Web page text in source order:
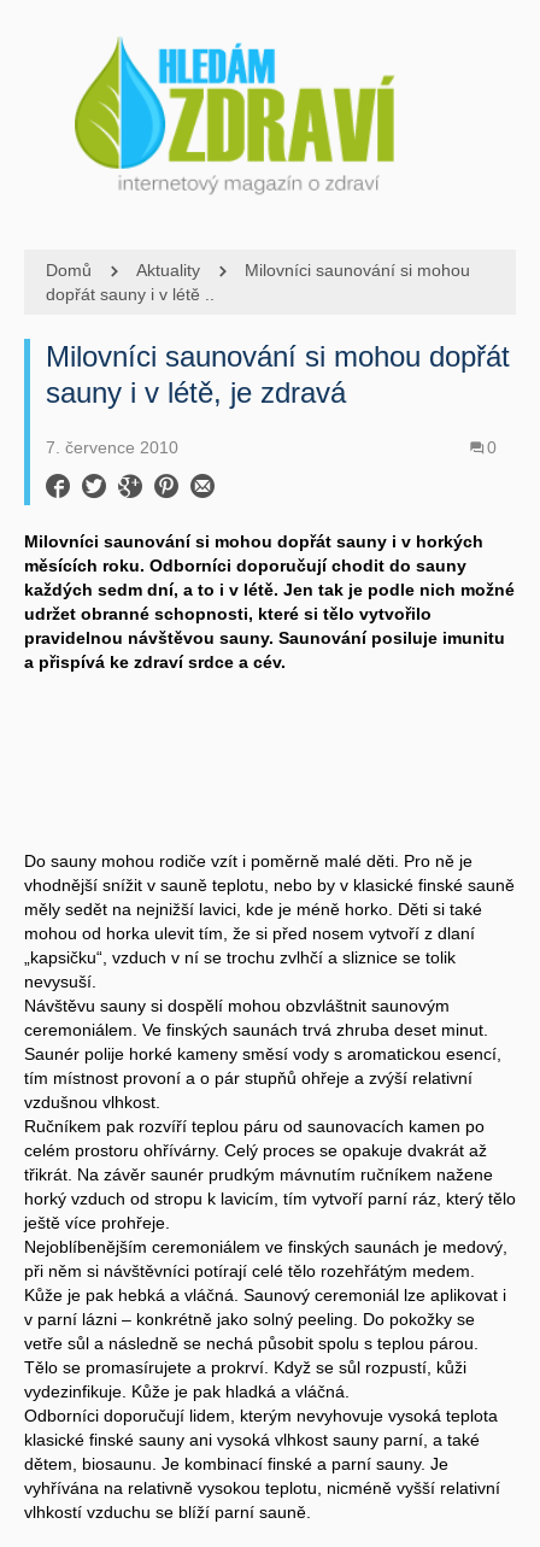
Domů Aktuality
Milovníci saunování si mohou
dopřát sauny i v létě ..
Milovníci saunování si mohou dopřát
sauny i v létě, je zdravá
7. července 2010 0
Milovníci saunování si mohou dopřát sauny i v horkých
měsících roku. Odborníci doporučují chodit do sauny
každých sedm dní, a to i v létě. Jen tak je podle nich možné
udržet obranné schopnosti, které si tělo vytvořilo
pravidelnou návštěvou sauny. Saunování posiluje imunitu
a přispívá ke zdraví srdce a cév.
Do sauny mohou rodiče vzít i poměrně malé děti. Pro ně je
vhodnější snížit v sauně teplotu, nebo by v klasické finské sauně
měly sedět na nejnižší lavici, kde je méně horko. Děti si také
mohou od horka ulevit tím, že si před nosem vytvoří z dlaní
„kapsičku“, vzduch v ní se trochu zvlhčí a sliznice se tolik
nevysuší.
Návštěvu sauny si dospělí mohou obzvláštnit saunovým
ceremoniálem. Ve finských saunách trvá zhruba deset minut.
Saunér polije horké kameny směsí vody s aromatickou esencí,
tím místnost provoní a o pár stupňů ohřeje a zvýší relativní
vzdušnou vlhkost.
Ručníkem pak rozvíří teplou páru od saunovacích kamen po
celém prostoru ohřívárny. Celý proces se opakuje dvakrát až
třikrát. Na závěr saunér prudkým mávnutím ručníkem nažene
horký vzduch od stropu k lavicím, tím vytvoří parní ráz, který tělo
ještě více prohřeje.
Nejoblíbenějším ceremoniálem ve finských saunách je medový,
při něm si návštěvníci potírají celé tělo rozehřátým medem.
Kůže je pak hebká a vláčná. Saunový ceremoniál lze aplikovat i
v parní lázni – konkrétně jako solný peeling. Do pokožky se
vetře sůl a následně se nechá působit spolu s teplou párou.
Tělo se promasírujete a prokrví. Když se sůl rozpustí, kůži
vydezinfikuje. Kůže je pak hladká a vláčná.
Odborníci doporučují lidem, kterým nevyhovuje vysoká teplota
klasické finské sauny ani vysoká vlhkost sauny parní, a také
dětem, biosaunu. Je kombinací finské a parní sauny. Je
vyhřívána na relativně vysokou teplotu, nicméně vyšší relativní
vlhkostí vzduchu se blíží parní sauně.